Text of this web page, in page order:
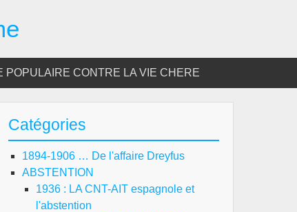
POPULAIRE CONTRE LA VIE CHERE
Catégories
1894-1906 … De l'affaire Dreyfus
ABSTENTION
1936 : LA CNT-AIT espagnole et
l'abstention